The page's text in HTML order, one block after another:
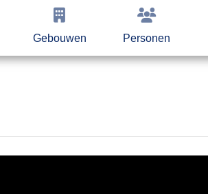
Gebouwen Personen